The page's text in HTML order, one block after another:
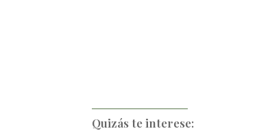
Quizás te interese: